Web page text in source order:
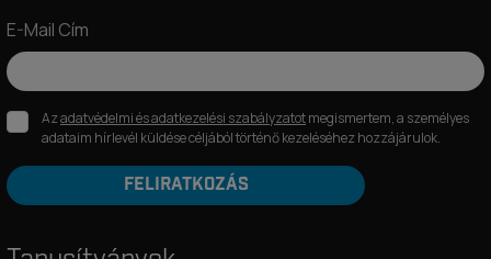
E-Mail Cím
Azadatvédelmi és adatkezelési szabályzatotmegismertem, a személyes
adataim hírlevél küldése céljából történő kezeléséhez hozzájárulok.
FELIRATKOZÁS